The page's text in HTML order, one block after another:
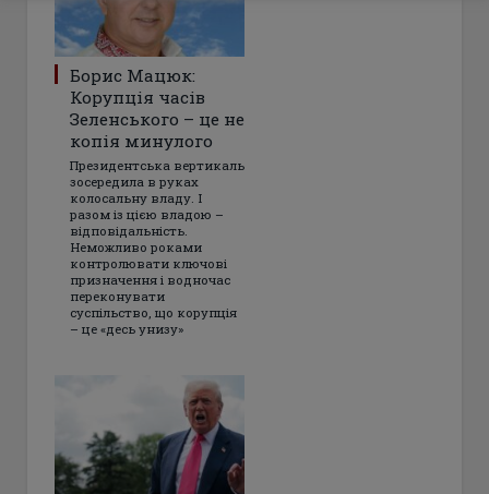
Борис Мацюк:
Корупція часів
Зеленського – це не
копія минулого
Президентська вертикаль
зосередила в руках
колосальну владу. І
разом із цією владою –
відповідальність.
Неможливо роками
контролювати ключові
призначення і водночас
переконувати
суспільство, що корупція
– це «десь унизу»